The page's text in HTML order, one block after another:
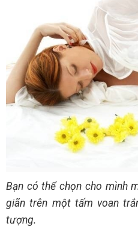
Bạn có thể chọn cho mình
giãn trên một tấm voan
tượng.